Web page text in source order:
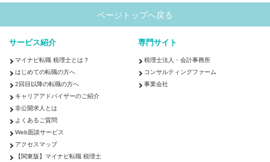
ページトップへ戻る
サービス紹介
マイナビ転職 税理士とは？
はじめての転職の方へ
2回目以降の転職の方へ
キャリアアドバイザーのご紹介
非公開求人とは
よくあるご質問
Web面談サービス
アクセスマップ
【関東版】マイナビ転職 税理士
専門サイト
税理士法人・会計事務所
コンサルティングファーム
事業会社